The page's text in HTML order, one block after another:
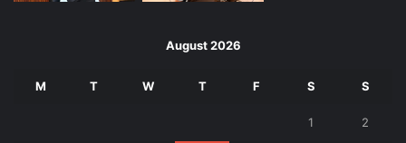
August 2026
M T W T F S S
1 2